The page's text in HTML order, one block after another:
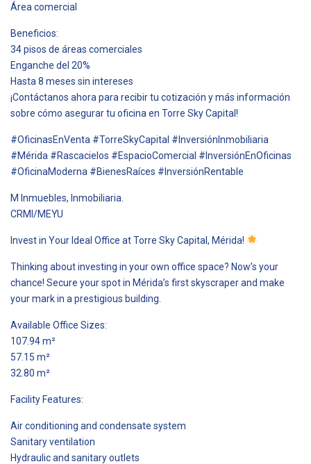
Área comercial
Beneficios:
34 pisos de áreas comerciales
Enganche del 20%
Hasta 8 meses sin intereses
¡Contáctanos ahora para recibir tu cotización y más información
sobre cómo asegurar tu oficina en Torre Sky Capital!
#OficinasEnVenta #TorreSkyCapital #InversiónInmobiliaria
#Mérida #Rascacielos #EspacioComercial #InversiónEnOficinas
#OficinaModerna #BienesRaíces #InversiónRentable
M Inmuebles, Inmobiliaria.
CRMI/MEYU
Invest in Your Ideal Office at Torre Sky Capital, Mérida!
Thinking about investing in your own office space? Now’s your
chance! Secure your spot in Mérida’s first skyscraper and make
your mark in a prestigious building.
Available Office Sizes:
107.94 m²
57.15 m²
32.80 m²
Facility Features:
Air conditioning and condensate system
Sanitary ventilation
Hydraulic and sanitary outlets